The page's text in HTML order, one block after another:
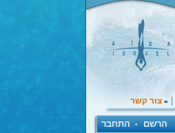
» צור קשר
הרשם • התחבר